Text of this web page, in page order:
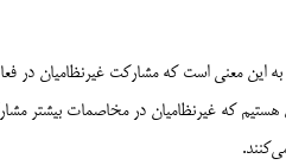
این معنی است که مشارکت غیرنظامیان در
هستیم که غیرنظامیان در مخاصمات بیشتر